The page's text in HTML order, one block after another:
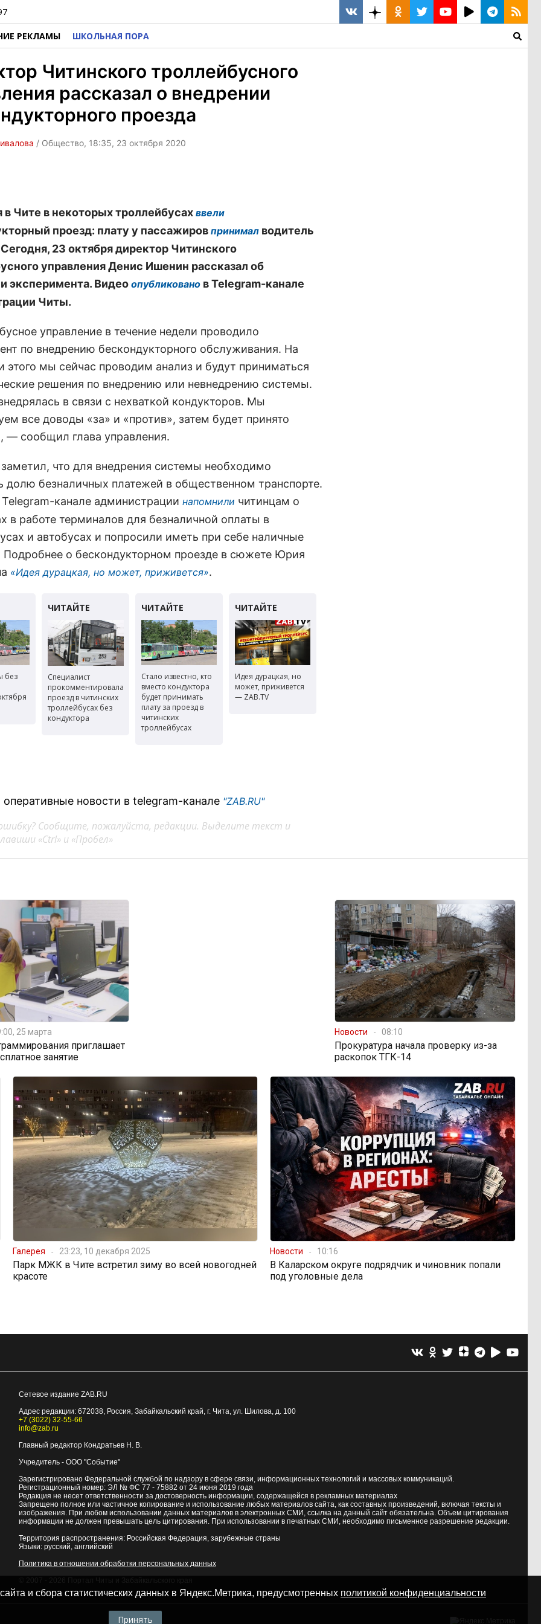
РЕКЛАМЫ ШКОЛЬНАЯ ПОРА
Читинского троллейбусного
рассказал о внедрении
проезда
/ Общество, 18:35, 23 октября 2020
в Чите в некоторых троллейбусах ввели
проезд: плату у пассажиров принимал водитель
23 октября директор Читинского
управления Денис Ишенин рассказал об
эксперимента. Видео опубликовано в Telegram-канале
Читы.
управление в течение недели проводило
по внедрению бескондукторного обслуживания. На
этого мы сейчас проводим анализ и будут приниматься
решения по внедрению или невнедрению системы.
в связи с нехваткой кондукторов. Мы
все доводы «за» и «против», затем будет принято
— сообщил глава управления.
что для внедрения системы необходимо
долю безналичных платежей в общественном транспорте.
канале администрации напомнили читинцам о
в работе терминалов для безналичной оплаты в
и автобусах и попросили иметь при себе наличные
Подробнее о бескондукторном проезде в сюжете Юрия
«Идея дурацкая, но может, приживется».
без
Специалист
прокомментировала
проезд в читинских
троллейбусах без
кондуктора
Стало известно, кто
вместо кондуктора
будет принимать
плату за проезд в
читинских
троллейбусах
Идея дурацкая, но
может, приживется
— ZAB.TV
новости в telegram-канале "ZAB.RU"
Сообщите, пожалуйста, редакции. Выделите текст и
«Ctrl» и «Пробел»
25 марта
приглашает
занятие
Новости 08:10
Прокуратура начала проверку из-за
раскопок ТГК-14
Галерея 23:23, 10 декабря 2025
Парк МЖК в Чите встретил зиму во всей новогодней
красоте
Новости 10:16
В Каларском округе подрядчик и чиновник попали
под уголовные дела
Сетевое издание ZAB.RU
Адрес редакции: 672038, Россия, Забайкальский край, г. Чита, ул. Шилова, д. 100
+7 (3022) 32-55-66
info@zab.ru
Главный редактор Кондратьев Н. В.
Учредитель - ООО "Событие"
Зарегистрировано Федеральной службой по надзору в сфере связи, информационных технологий и массовых коммуникаций.
Регистрационный номер: ЭЛ № ФС 77 - 75882 от 24 июня 2019 года
Редакция не несет ответственности за достоверность информации, содержащейся в рекламных материалах
Запрещено полное или частичное копирование и использование любых материалов сайта, как составных произведений, включая тексты и
изображения. При любом использовании данных материалов в электронных СМИ, ссылка на данный сайт обязательна. Объем цитирования
информации не должен превышать цель цитирования. При использовании в печатных СМИ, необходимо письменное разрешение редакции.
Территория распространения: Российская Федерация, зарубежные страны
Языки: русский, английский
Политика в отношении обработки персональных данных
и сбора статистических данных в Яндекс.Метрика, предусмотренных политикой конфиденциальности
Принять